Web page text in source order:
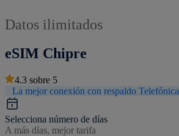
Datos ilimitados
eSIM Chipre
4.3 sobre 5
La mejor conexión con respaldo Telefónica
Selecciona número de días
A más días, mejor tarifa